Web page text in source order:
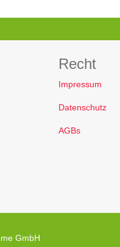
Recht
Impressum
Datenschutz
AGBs
GmbH